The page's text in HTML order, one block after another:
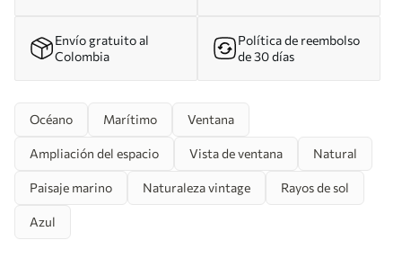
Envío gratuito al
Colombia
Política de reembolso
de 30 días
Océano Marítimo Ventana
Ampliación del espacio Vista de ventana Natural
Paisaje marino Naturaleza vintage Rayos de sol
Azul